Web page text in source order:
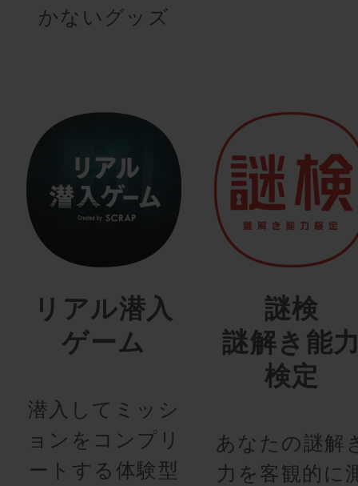
かないグッズ
リアル潜入
ゲーム
潜入してミッシ
ョンをコンプリ
ートする体験型
謎検
謎解き能
検定
あなたの謎解
力を客観的に